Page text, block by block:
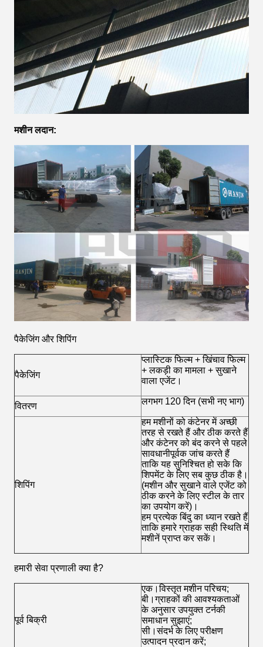
मशीन लदान:
पैकेजिंग और शिपिंग
पैकेजिंग
प्लास्टिक फिल्म + खिंचाव फिल्म
+ लकड़ी का मामला + सुखाने
वाला एजेंट।
वितरण लगभग 120 दिन (सभी नए भाग)
शिपिंग
हम मशीनों को कंटेनर में अच्छी
तरह से रखते हैं और ठीक करते हैं
और कंटेनर को बंद करने से पहले
सावधानीपूर्वक जांच करते हैं
ताकि यह सुनिश्चित हो सके कि
शिपमेंट के लिए सब कुछ ठीक है।
(मशीन और सुखाने वाले एजेंट को
ठीक करने के लिए स्टील के तार
का उपयोग करें)।
हम प्रत्येक बिंदु का ध्यान रखते हैं
ताकि हमारे ग्राहक सही स्थिति में
मशीनें प्राप्त कर सकें।
हमारी सेवा प्रणाली क्या है?
पूर्व बिक्री
एक।विस्तृत मशीन परिचय;
बी।ग्राहकों की आवश्यकताओं
के अनुसार उपयुक्त टर्नकी
समाधान सुझाएं;
सी।संदर्भ के लिए परीक्षण
उत्पादन प्रदान करें;